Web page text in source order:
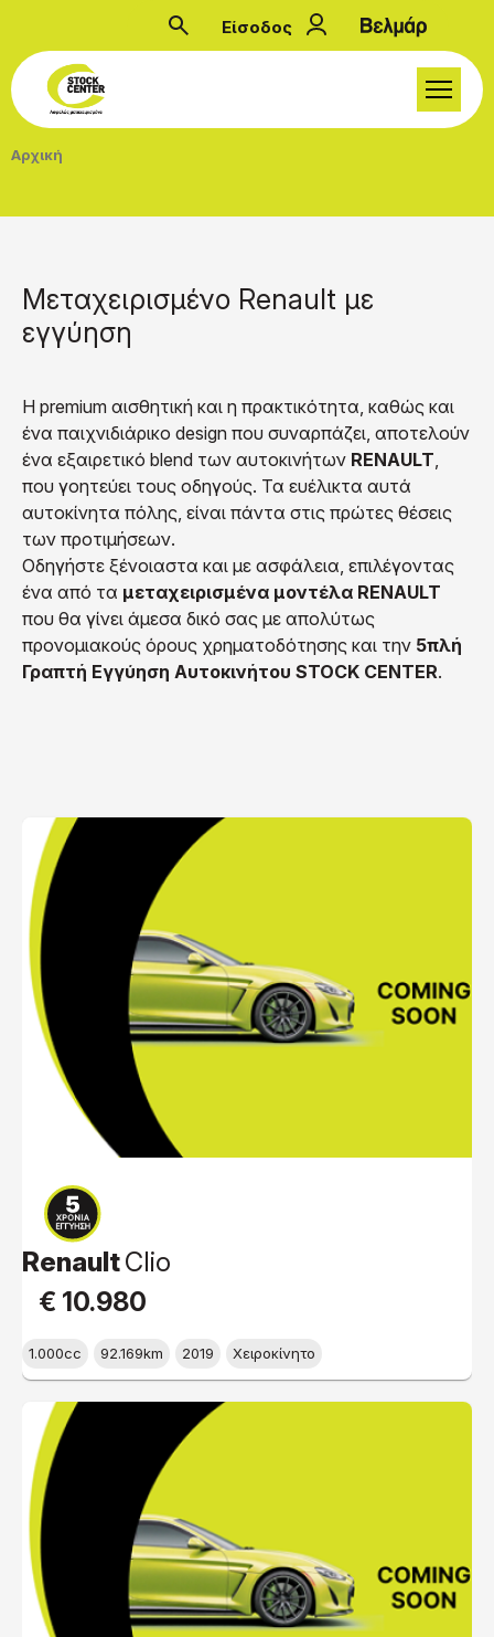
Παράκαμψη προς το κυρίως περιεχόμενο
Μενού
Είσοδος
Breadcrumb
Αρχική
Μεταχειρισμένο Renault με
εγγύηση
Η premium αισθητική και η πρακτικότητα, καθώς και
ένα παιχνιδιάρικο design που συναρπάζει, αποτελούν
ένα εξαιρετικό blend των αυτοκινήτων RENAULT,
που γοητεύει τους οδηγούς. Τα ευέλικτα αυτά
αυτοκίνητα πόλης, είναι πάντα στις πρώτες θέσεις
των προτιμήσεων.
Οδηγήστε ξένοιαστα και με ασφάλεια, επιλέγοντας
ένα από τα μεταχειρισμένα μοντέλα RENAULT
που θα γίνει άμεσα δικό σας με απολύτως
προνομιακούς όρους χρηματοδότησης και την 5πλή
Γραπτή Εγγύηση Αυτοκινήτου STOCK CENTER.
RenaultClio
€ 10.980
1.000cc 92.169km 2019 Χειροκίνητο